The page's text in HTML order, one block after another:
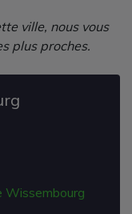
ville, nous vous
plus proches.
Wissembourg